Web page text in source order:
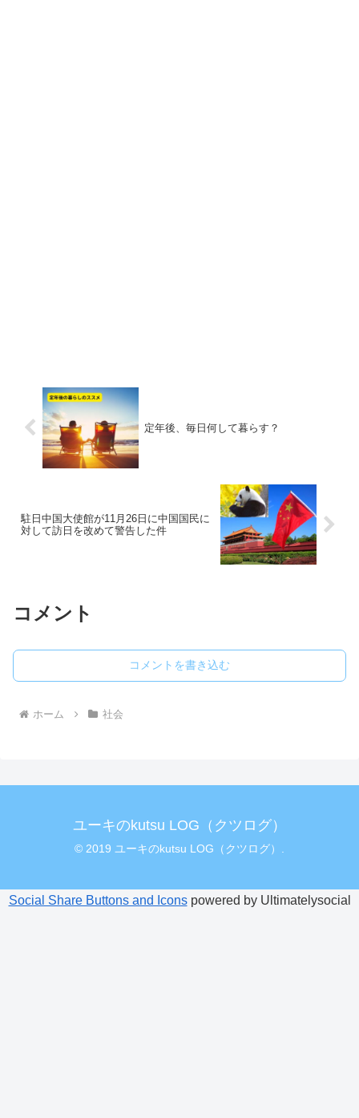
定年後、毎日何して暮らす？
駐日中国大使館が11月26日に中国国民に
対して訪日を改めて警告した件
コメント
コメントを書き込む
ホーム 社会
ユーキのkutsu LOG（クツログ）
© 2019 ユーキのkutsu LOG（クツログ）.
Social Share Buttons and Iconspowered by Ultimatelysocial